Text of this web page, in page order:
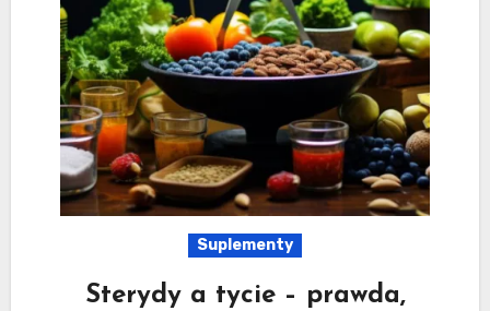
Suplementy
Sterydy a tycie – prawda,